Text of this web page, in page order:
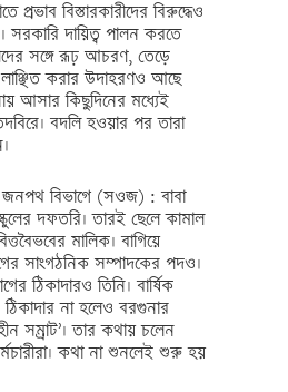
বিস্তারকারীদের বিরুদ্ধেও
দায়িত্ব পালন করতে
সঙ্গে রূঢ় আচরণ, তেড়ে
লাঞ্ছিত করার উদাহরণও আছে
আসার কিছুদিনের মধ্যেই
বদলি হওয়ার পর তারা
বিভাগে (সওজ) : বাবা
দফতরি। তারই ছেলে কামাল
মালিক। বাগিয়ে
সাংগঠনিক সম্পাদকের পদও।
ঠিকাদারও তিনি। বার্ষিক
ঠিকাদার না হলেও বরগুনার
সম্রাট’। তার কথায় চলেন
কথা না শুনলেই শুরু হয়